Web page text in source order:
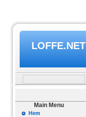
LOFFE.NET
Main Menu
Hem